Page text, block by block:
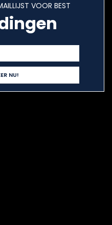
VOOR BEST